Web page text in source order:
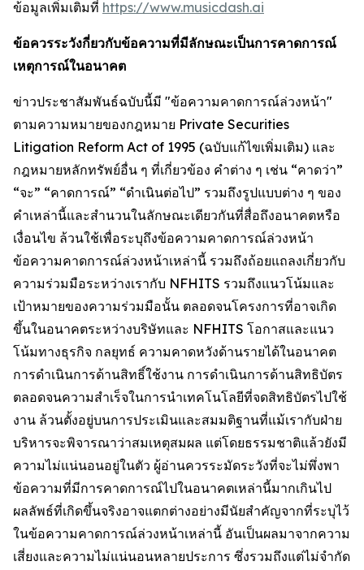
ข้อมูลเพิ่มเติมที่ https://www.musicdash.ai
ข้อควรระวังกี่ยวกับข้อความที่มีลักษณะเป็นการคาดการณ์
เหตุการณ์ในอนาคต
ข่าวประชาสัมพันธ์ฉบับนี้มี "ข้อความคาดการณ์ล่วงหน้า"
ตามความหมายของกฎหมาย Private Securities
Litigation Reform Act of 1995 (ฉบับแก้ไขเพิ่มเติม) และ
กฎหมายหลักทรัพย์อื่น ๆ ที่เกี่ยวข้อง คำต่าง ๆ เช่น “คาดว่า”
“จะ” “คาดการณ์” “ดำเนินต่อไป” รวมถึงรูปแบบต่าง ๆ ของ
คำเหล่านี้และสำนวนในลักษณะเดียวกันที่สื่อถึงอนาคตหรือ
เงื่อนไข ล้วนใช้เพื่อระบุถึงข้อความคาดการณ์ล่วงหน้า
ข้อความคาดการณ์ล่วงหน้าเหล่านี้ รวมถึงถ้อยแถลงเกี่ยวกับ
ความร่วมมือระหว่างเรากับ NFHITS รวมถึงแนวโน้มและ
เป้าหมายของความร่วมมือนั้น ตลอดจนโครงการที่อาจเกิด
ขึ้นในอนาคตระหว่างบริษัทและ NFHITS โอกาสและแนว
โน้มทางธุรกิจ กลยุทธ์ ความคาดหวังด้านรายได้ในอนาคต
การดำเนินการด้านสิทธิ์ใช้งาน การดำเนินการด้านสิทธิบัตร
ตลอดจนความสำเร็จในการนำเทคโนโลยีที่จดสิทธิบัตรไปใช้
งาน ล้วนตั้งอยู่บนการประเมินและสมมติฐานที่แม้เรากับฝ่าย
บริหารจะพิจารณาว่าสมเหตุสมผล แต่โดยธรรมชาติแล้วยังมี
ความไม่แน่นอนอยู่ในตัว ผู้อ่านควรระมัดระวังที่จะไม่พึ่งพา
ข้อความที่มีการคาดการณ์ไปในอนาคตเหล่านี้มากเกินไป
ผลลัพธ์ที่เกิดขึ้นจริงอาจแตกต่างอย่างมีนัยสำคัญจากที่ระบุไว้
ในข้อความคาดการณ์ล่วงหน้าเหล่านี้ อันเป็นผลมาจากความ
เสี่ยงและความไม่แน่นอนหลายประการ ซึ่งรวมถึงแต่ไม่จำกัด